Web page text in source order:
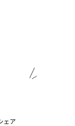
ェア